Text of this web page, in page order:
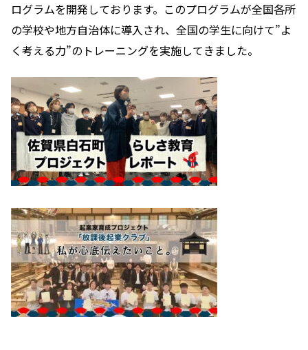
ログラムを開発しております。このプログラムが全国各所
の学校や地方自治体に導入され、全国の学生に向けて”よ
く考える力”のトレーニングを実施してきました。